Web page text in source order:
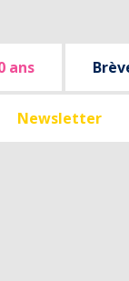
ans
Newsletter